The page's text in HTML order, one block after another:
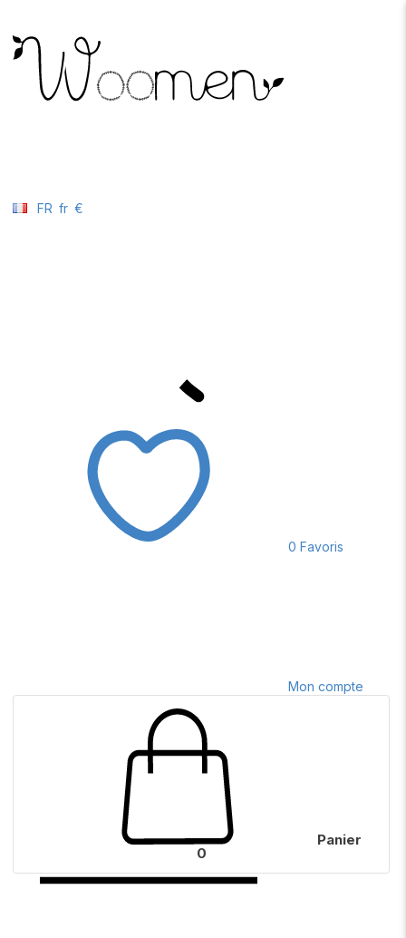
FR fr €
0 Favoris
Mon compte
Panier
0